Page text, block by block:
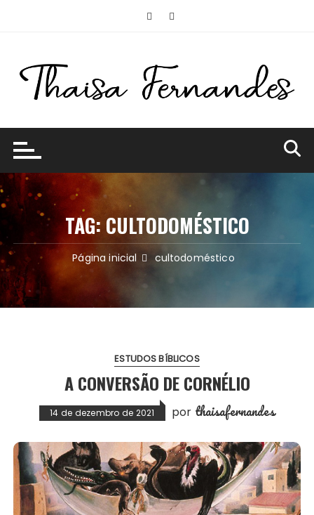
TAG:CULTODOMÉSTICO
Página inicial cultodoméstico
ESTUDOS BÍBLICOS
A CONVERSÃO DE CORNÉLIO
14 de dezembro de 2021 por thaisafernandes